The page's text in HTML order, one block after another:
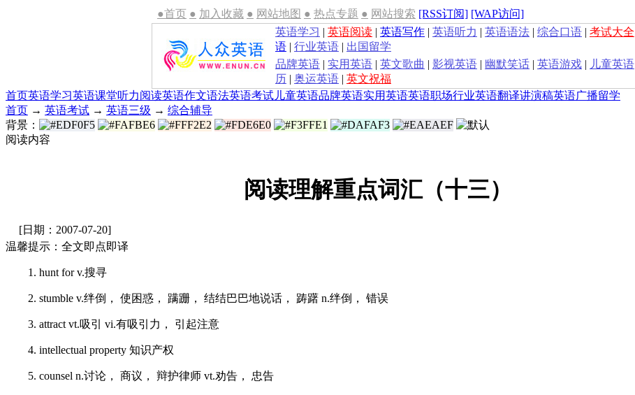
●首页 ● 加入收藏 ● 网站地图 ● 热点专题 ● 网站搜索 [RSS订阅] [WAP访问]
英语学习 | 英语阅读 | 英语写作 | 英语听力 | 英语语法 | 综合口语 | 考试大全
语 | 行业英语 | 出国留学
品牌英语 | 实用英语 | 英文歌曲 | 影视英语 | 幽默笑话 | 英语游戏 | 儿童英语
历 | 奥运英语 | 英文祝福
首页英语学习英语课堂听力阅读英语作文语法英语考试 儿童英语品牌英语实用英语英语职场行业英语翻译讲演稿英语广播留学
首页 → 英语考试 → 英语三级 → 综合辅导
背景：
阅读内容
阅读理解重点词汇（十三）
[日期：2007-07-20]
温馨提示：全文即点即译
1. hunt for v.搜寻
2. stumble v.绊倒， 使困惑， 蹒跚， 结结巴巴地说话， 踌躇 n.绊倒， 错误
3. attract vt.吸引 vi.有吸引力， 引起注意
4. intellectual property 知识产权
5. counsel n.讨论， 商议， 辩护律师 vt.劝告， 忠告